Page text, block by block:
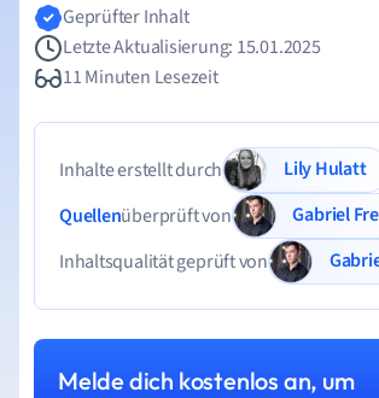
Geprüfter Inhalt
Letzte Aktualisierung: 15.01.2025
11 Minuten Lesezeit
Inhalte erstellt durch
Lily Hulatt
Quellenüberprüft von
Gabriel
Inhaltsqualität geprüft von
Melde dich kostenlos an, um